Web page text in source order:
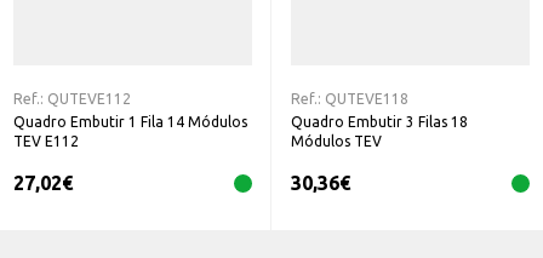
Ref.: QUTEVE112
Quadro Embutir 1 Fila 14 Módulos
TEV E112
27,02€
Ref.: QUTEVE118
Quadro Embutir 3 Filas 18
Módulos TEV
30,36€